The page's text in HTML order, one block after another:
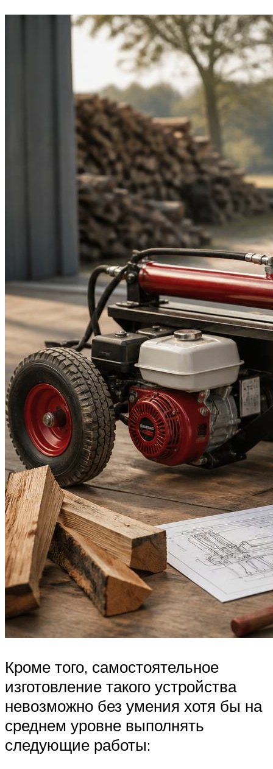
Кроме того, самостоятельное
изготовление такого устройства
невозможно без умения хотя бы на
среднем уровне выполнять
следующие работы: